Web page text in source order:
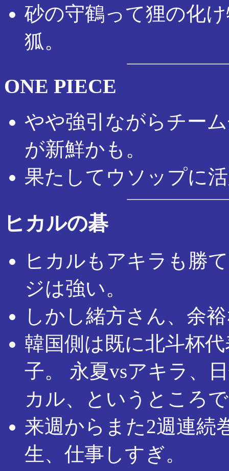
砂の守鶴って狸の化
狐。
ONE PIECE
やや強引ながらチー
が新鮮かも。
果たしてウソップに
ヒカルの碁
ヒカルもアキラも勝
ジは強い。
しかし緒方さん、余
韓国側は既に北斗杯
子。 永夏vsアキラ、
カル、というところ
来週からまた2週連続
生、仕事しすぎ。